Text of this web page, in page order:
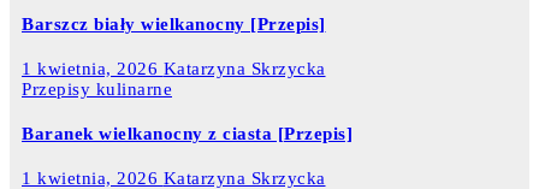
Barszcz biały wielkanocny [Przepis]
1 kwietnia, 2026 Katarzyna Skrzycka
Przepisy kulinarne
Baranek wielkanocny z ciasta [Przepis]
1 kwietnia, 2026 Katarzyna Skrzycka